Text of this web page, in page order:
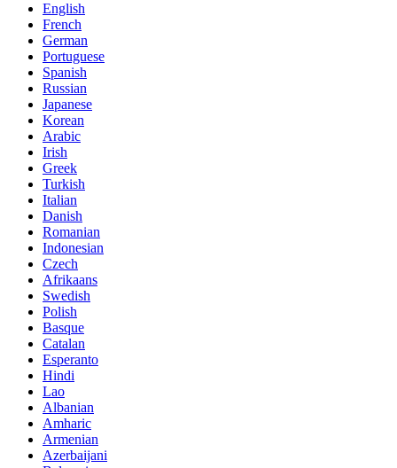
English
French
German
Portuguese
Spanish
Russian
Japanese
Korean
Arabic
Irish
Greek
Turkish
Italian
Danish
Romanian
Indonesian
Czech
Afrikaans
Swedish
Polish
Basque
Catalan
Esperanto
Hindi
Lao
Albanian
Amharic
Armenian
Azerbaijani